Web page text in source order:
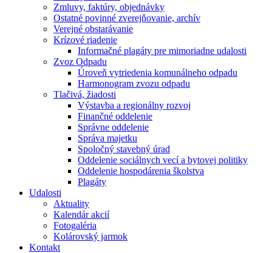
Zmluvy, faktúry, objednávky
Ostatné povinné zverejňovanie, archív
Verejné obstarávanie
Krízové riadenie
Informačné plagáty pre mimoriadne udalosti
Zvoz Odpadu
Úroveň vytriedenia komunálneho odpadu
Harmonogram zvozu odpadu
Tlačivá, žiadosti
Výstavba a regionálny rozvoj
Finančné oddelenie
Správne oddelenie
Správa majetku
Spoločný stavebný úrad
Oddelenie sociálnych vecí a bytovej politiky
Oddelenie hospodárenia školstva
Plagáty
Udalosti
Aktuality
Kalendár akcií
Fotogaléria
Kolárovský jarmok
Kontakt